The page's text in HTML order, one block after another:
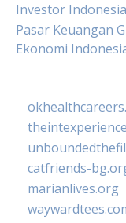
Investor Indonesia
Pasar Keuangan
Ekonomi
catfriends-
marianlives.org